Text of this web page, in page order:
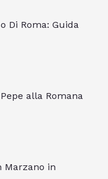
Di Roma: Guida
alla Romana
Marzano in